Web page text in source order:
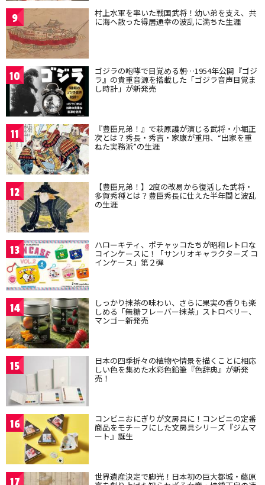
9 村上水軍を率いた戦国武将！幼い弟を支え、共
に海へ散った得居通幸の波乱に満ちた生涯
10 ゴジラの咆哮で目覚める朝…1954年公開『ゴジ
ラ』の貴重音源を搭載した「ゴジラ音声目覚ま
し時計」が新発売
11 『豊臣兄弟！』で萩原護が演じる武将・小堀正
次とは？秀長・秀吉・家康が重用、“出家を重
ねた実務派”の生涯
12 【豊臣兄弟！】2度の改易から復活した武将・
多賀秀種とは？豊臣秀長に仕えた半年間と波乱
の生涯
13 ハローキティ、ポチャッコたちが昭和レトロな
コインケースに！「サンリオキャラクターズ コ
インケース」第２弾
14 しっかり抹茶の味わい、さらに果実の香りも楽
しめる「無糖フレーバー抹茶」ストロベリー、
マンゴー新発売
15 日本の四季折々の植物や情景を描くことに相応
しい色を集めた水彩色鉛筆『色辞典』が新発
売！
16 コンビニおにぎりが文房具に！コンビニの定番
商品をモチーフにした文房具シリーズ『ジムマ
ート』誕生
17 世界遺産決定で脚光！日本初の巨大都城・藤原